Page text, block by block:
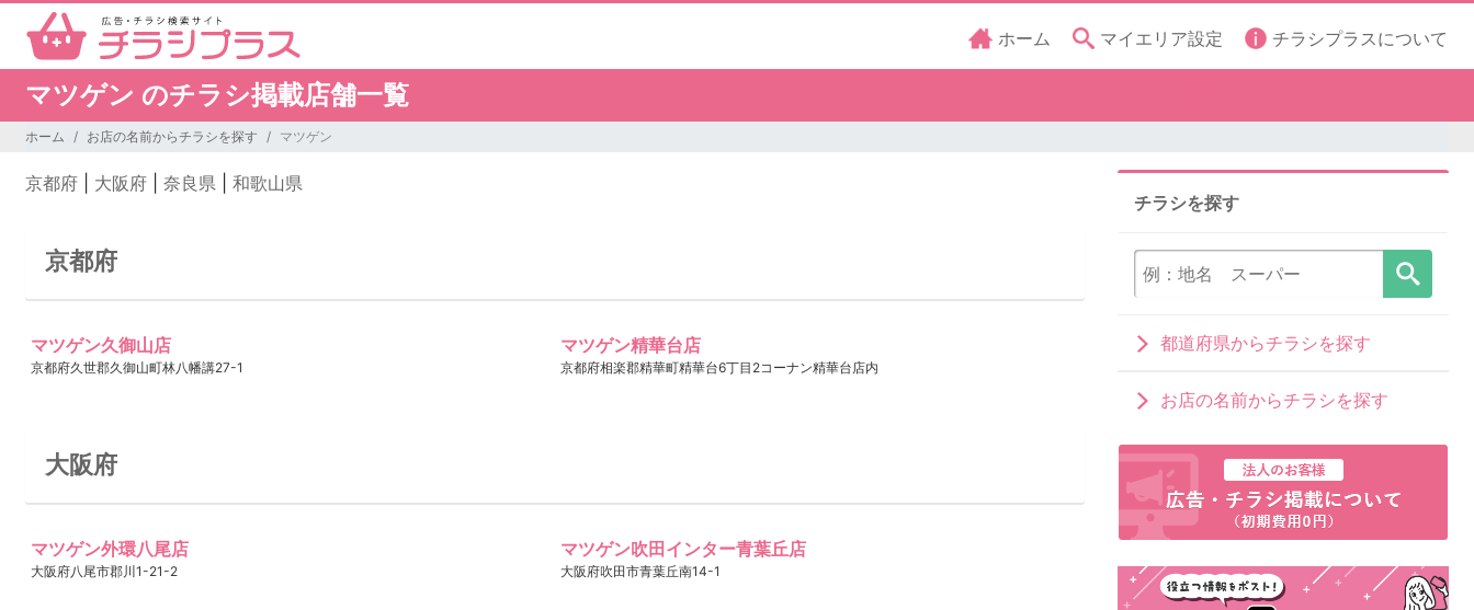
ホーム マイエリア設定 チラシプラスについて
マツゲン のチラシ掲載店舗一覧
ホーム お店の名前からチラシを探す マツゲン
京都府 大阪府 奈良県 和歌山県
京都府
マツゲン久御山店
京都府久世郡久御山町林八幡講27-1
マツゲン精華台店
京都府相楽郡精華町精華台6丁目2コーナン精華台店内
大阪府
マツゲン外環八尾店
大阪府八尾市郡川1-21-2
マツゲン吹田インター青葉丘店
大阪府吹田市青葉丘南14-1
チラシを探す
都道府県からチラシを探す
お店の名前からチラシを探す